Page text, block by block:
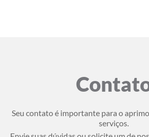
Seu contato é importante para o
serviços.